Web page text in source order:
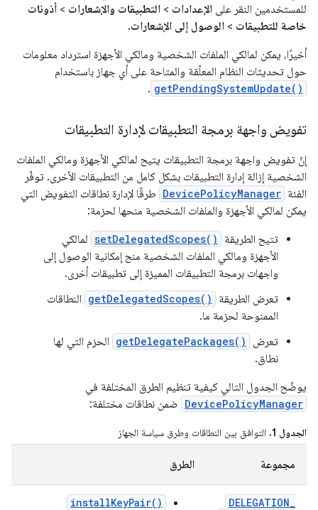
للمستخدمين النقر على الإعدادات > التطبيقات والإشعارات > أذونات
خاصة للتطبيقات > الوصول إلى الإشعارات.
أخيرًا، يمكن لمالكي الملفات الشخصية ومالكي الأجهزة استرداد معلومات
حول تحديثات النظام المعلّقة والمتاحة على أي جهاز باستخدام
getPendingSystemUpdate()
.
تفويض واجهة برمجة التطبيقات لإدارة التطبيقات
إنّ تفويض واجهة برمجة التطبيقات يتيح لمالكي الأجهزة ومالكي الملفات
الشخصية إزالة إدارة التطبيقات بشكل كامل من التطبيقات الأخرى. توفّر
الفئة DevicePolicyManager طرقًا لإدارة نطاقات التفويض التي
يمكن لمالكي الأجهزة والملفات الشخصية منحها لحزمة:
تتيح الطريقة
setDelegatedScopes() لمالكي
الأجهزة ومالكي الملفات الشخصية منح إمكانية الوصول إلى
واجهات برمجة التطبيقات المميزة إلى تطبيقات أخرى.
تعرض الطريقة
getDelegatedScopes() النطاقات
الممنوحة لحزمة ما.
تعرض
getDelegatePackages() الحزم التي لها
نطاق.
يوضّح الجدول التالي كيفية تنظيم الطرق المختلفة في
DevicePolicyManager ضمن نطاقات مختلفة:
الجدول 1. التوافق بين النطاقات وطرق سياسة الجهاز
مجموعة الطرق
DELEGATION_
installKeyPair()